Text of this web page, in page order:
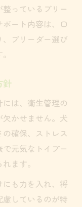
っているブリー
ート内容は、口
ブリーダー選び
針
は、衛生管理の
かせません。犬
確保、ストレス
元気なトイプー
ます。
も力を入れ、将
しているのが特